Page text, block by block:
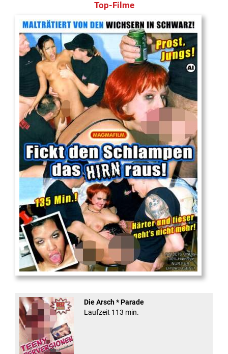
Top-Filme
Fickt den Schlampen ...
Die Arsch * Parade
Laufzeit 113 min.